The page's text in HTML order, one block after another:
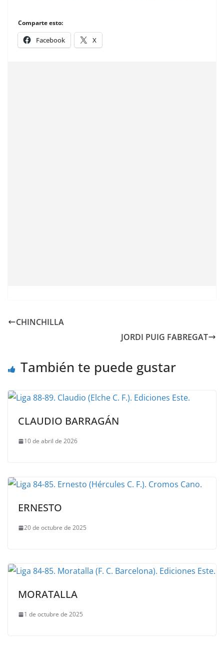
Comparte esto:
Facebook X
CHINCHILLA
JORDI PUIG FABREGAT
También te puede gustar
CLAUDIO BARRAGÁN
10 de abril de 2026
ERNESTO
20 de octubre de 2025
MORATALLA
1 de octubre de 2025